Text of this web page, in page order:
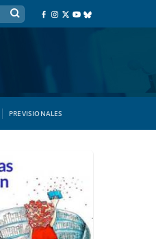
PREVISIONALES